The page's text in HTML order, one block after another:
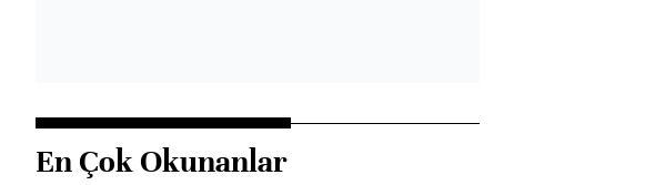
En Çok Okunanlar